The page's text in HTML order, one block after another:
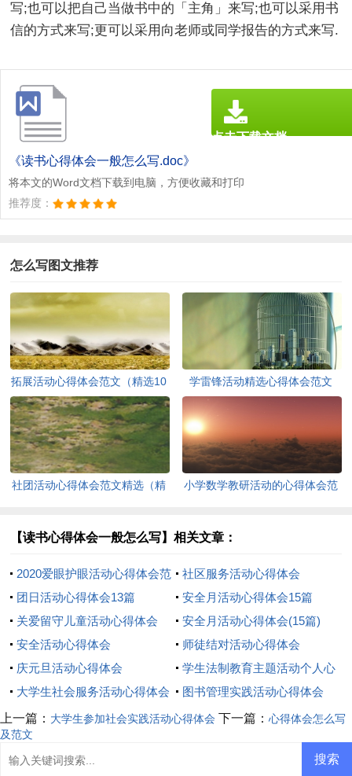
写;也可以把自己当做书中的「主角」来写;也可以采用书
信的方式来写;更可以采用向老师或同学报告的方式来写.
《读书心得体会一般怎么写.doc》
将本文的Word文档下载到电脑，方便收藏和打印
推荐度：
点击下载文档
怎么写图文推荐
拓展活动心得体会范文（精选10
篇）
学雷锋活动精选心得体会范文
社团活动心得体会范文精选（精
小学数学教研活动的心得体会范
【读书心得体会一般怎么写】相关文章：
2020爱眼护眼活动心得体会范
文（精选3篇）
社区服务活动心得体会
团日活动心得体会13篇
安全月活动心得体会15篇
关爱留守儿童活动心得体会
安全月活动心得体会(15篇)
安全活动心得体会
师徒结对活动心得体会
庆元旦活动心得体会
学生法制教育主题活动个人心
得体会
大学生社会服务活动心得体会
图书管理实践活动心得体会
上一篇： 大学生参加社会实践活动心得体会 下一篇： 心得体会怎么写
及范文